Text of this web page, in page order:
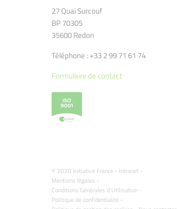
27 Quai Surcouf
BP 70305
35600 Redon
Téléphone : +33 2 99 71 61 74
Formulaire de contact
© 2020 Initiative France - Intranet -
Mentions légales -
Conditions Générales d'Utilisation -
Politique de confidentialité -